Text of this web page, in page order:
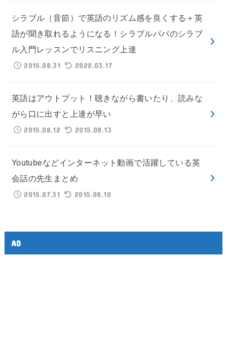
シラブル（音節）で英語のリズム感を良くする＋英
語が聞き取れるようになる！シラブルパパのシラブ
ル入門レッスンでリスニング上達
2015.08.31
2022.03.17
英語はアウトプット！聴きながら書いたり、読みな
がら口に出すと上達が早い
2015.08.12
2015.08.13
Youtubeなどインターネット動画で活躍している英
会話の先生まとめ
2015.07.31
2015.08.10
AD